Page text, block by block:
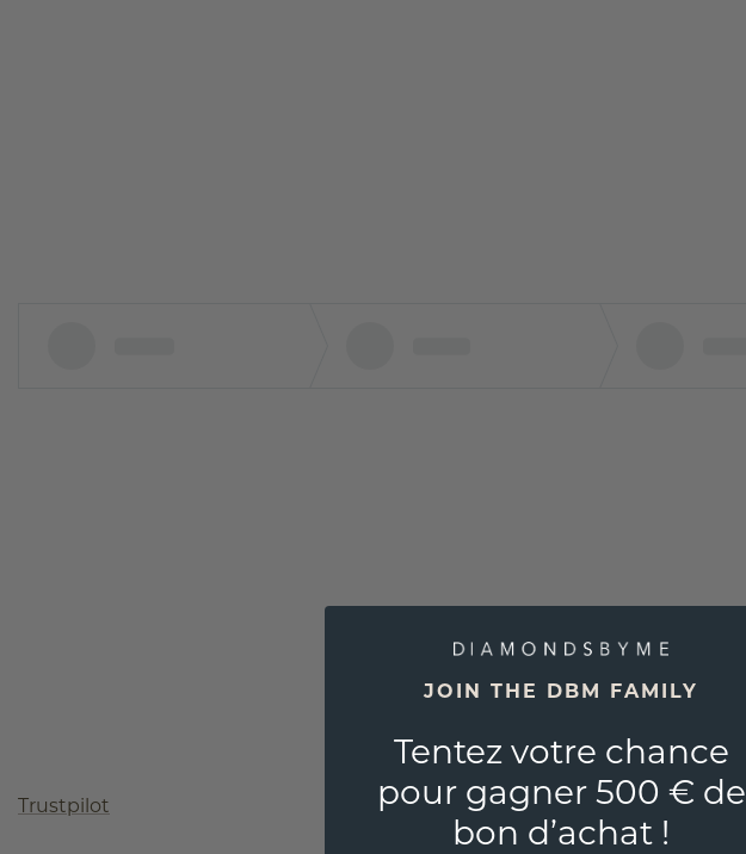
Trustpilot
JOIN THE DBM FAMILY
Tentez votre chance
pour gagner 500 € de
bon d’achat !